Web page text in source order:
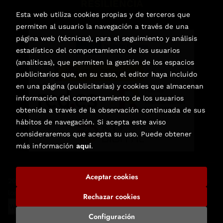
Librería de Libros Nuevos y Usados en Elche
los Derechos Reservados |
Trevenque Group
Esta web utiliza cookies propias y de terceros que
permiten al usuario la navegación a través de una
página web (técnicas), para el seguimiento y análisis
estadístico del comportamiento de los usuarios
(analíticas), que permiten la gestión de los espacios
publicitarios que, en su caso, el editor haya incluido
en una página (publicitarias) y cookies que almacenan
información del comportamiento de los usuarios
obtenida a través de la observación continuada de sus
hábitos de navegación. Si acepta este aviso
consideraremos que acepta su uso. Puede obtener
más información aquí.
Configuración
Rechazar cookies
Aceptar cookies